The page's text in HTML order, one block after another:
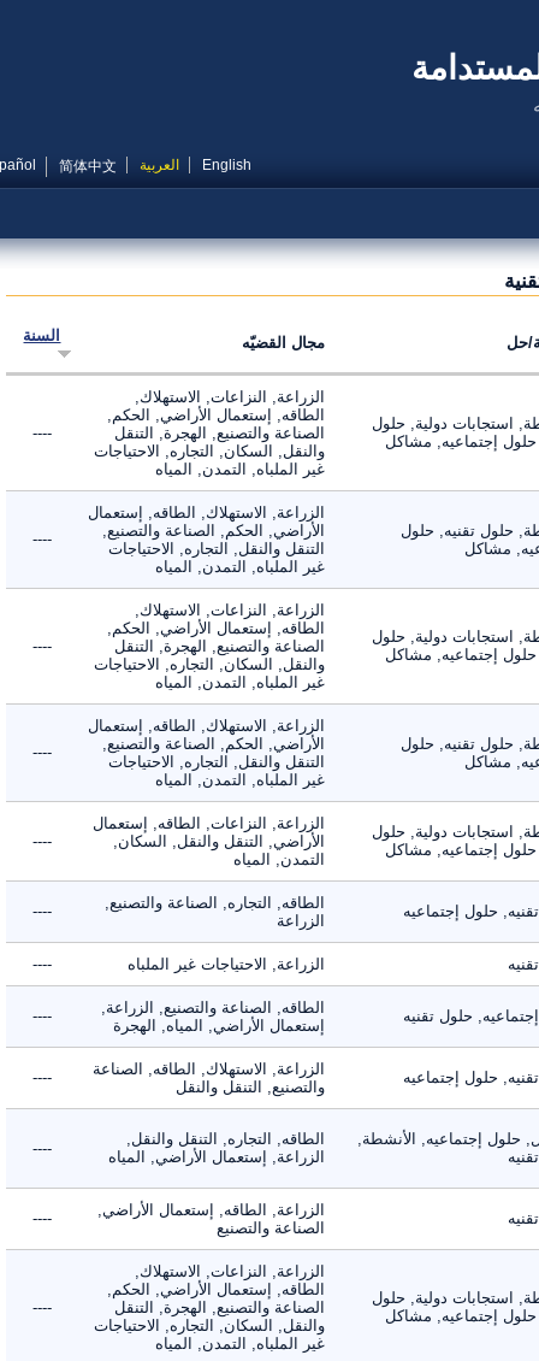
English العربية 简体中文
Español
مجال القضيّه السنة
استجابات دولية, حلول
إجتماعيه, مشاكل
الزراعة, النزاعات, الاستهلاك,
الطاقه, إستعمال الأراضي, الحكم,
الصناعة والتصنيع, الهجرة, التنقل
والنقل, السكان, التجاره, الاحتياجات
غير الملباه, التمدن, المياه
----
حلول تقنيه, حلول
مشاكل
الزراعة, الاستهلاك, الطاقه, إستعمال
الأراضي, الحكم, الصناعة والتصنيع,
التنقل والنقل, التجاره, الاحتياجات
غير الملباه, التمدن, المياه
----
استجابات دولية, حلول
إجتماعيه, مشاكل
الزراعة, النزاعات, الاستهلاك,
الطاقه, إستعمال الأراضي, الحكم,
الصناعة والتصنيع, الهجرة, التنقل
والنقل, السكان, التجاره, الاحتياجات
غير الملباه, التمدن, المياه
----
حلول تقنيه, حلول
مشاكل
الزراعة, الاستهلاك, الطاقه, إستعمال
الأراضي, الحكم, الصناعة والتصنيع,
التنقل والنقل, التجاره, الاحتياجات
غير الملباه, التمدن, المياه
----
استجابات دولية, حلول
إجتماعيه, مشاكل
الزراعة, النزاعات, الطاقه, إستعمال
الأراضي, التنقل والنقل, السكان,
التمدن, المياه
----
حلول إجتماعيه
الطاقه, التجاره, الصناعة والتصنيع,
الزراعة
----
الزراعة, الاحتياجات غير الملباه ----
حلول تقنيه
الطاقه, الصناعة والتصنيع, الزراعة,
إستعمال الأراضي, المياه, الهجرة
----
حلول إجتماعيه
الزراعة, الاستهلاك, الطاقه, الصناعة
والتصنيع, التنقل والنقل
----
إجتماعيه, الأنشطة,
الطاقه, التجاره, التنقل والنقل,
الزراعة, إستعمال الأراضي, المياه
----
الزراعة, الطاقه, إستعمال الأراضي,
الصناعة والتصنيع
----
استجابات دولية, حلول
إجتماعيه, مشاكل
الزراعة, النزاعات, الاستهلاك,
الطاقه, إستعمال الأراضي, الحكم,
الصناعة والتصنيع, الهجرة, التنقل
والنقل, السكان, التجاره, الاحتياجات
غير الملباه, التمدن, المياه
----